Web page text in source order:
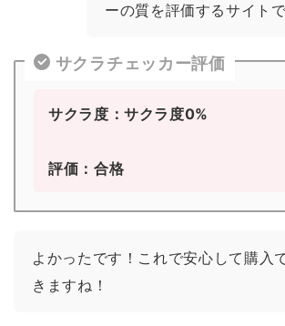
ーの質を評価するサイトで
サクラチェッカー評価
サクラ度：サクラ度0%
評価：合格
よかったです！これで安心して購入
きますね！